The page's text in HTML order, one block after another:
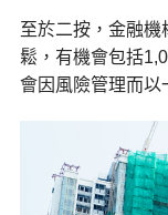
至於二按，金融機
鬆，有機會包括
會因風險管理而以